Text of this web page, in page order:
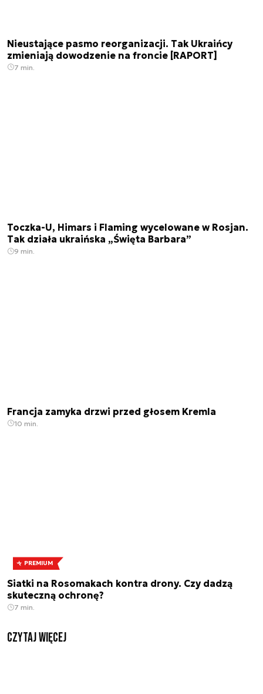
Nieustające pasmo reorganizacji. Tak Ukraińcy
zmieniają dowodzenie na froncie [RAPORT]
7 min.
Toczka-U, Himars i Flaming wycelowane w Rosjan.
Tak działa ukraińska „Święta Barbara”
9 min.
Francja zamyka drzwi przed głosem Kremla
10 min.
PREMIUM
Siatki na Rosomakach kontra drony. Czy dadzą
skuteczną ochronę?
7 min.
czytaj więcej